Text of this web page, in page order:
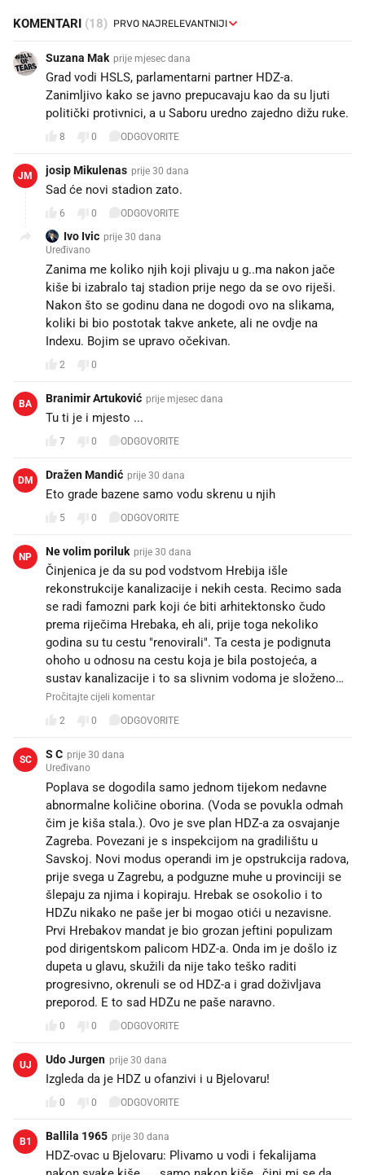
KOMENTARI (18)
Suzana Mak prije mjesec dana
Grad vodi HSLS, parlamentarni partner HDZ-a.
Zanimljivo kako se javno prepucavaju kao da su ljuti
politički protivnici, a u Saboru uredno zajedno dižu ruke.
8 0 ODGOVORITE
JM josip Mikulenas prije 30 dana
Sad će novi stadion zato. 💪
6 0 ODGOVORITE
Ivo Ivic prije 30 dana
Uređivano
Zanima me koliko njih koji plivaju u g..ma nakon jače
kiše bi izabralo taj stadion prije nego da se ovo riješi.
Nakon što se godinu dana ne dogodi ovo na slikama,
koliki bi bio postotak takve ankete, ali ne ovdje na
Indexu. Bojim se upravo očekivan.
2 0
BA Branimir Artuković prije mjesec dana
Tu ti je i mjesto ...
7 0 ODGOVORITE
DM Dražen Mandić prije 30 dana
Eto grade bazene samo vodu skrenu u njih
5 0 ODGOVORITE
NP Ne volim poriluk prije 30 dana
Činjenica je da su pod vodstvom Hrebija išle
rekonstrukcije kanalizacije i nekih cesta. Recimo sada
se radi famozni park koji će biti arhitektonsko čudo
prema riječima Hrebaka, eh ali, prije toga nekoliko
godina su tu cestu "renovirali". Ta cesta je podignuta
ohoho u odnosu na cestu koja je bila postojeća, a
sustav kanalizacije i to sa slivnim vodoma je složeno…
Pročitajte cijeli komentar
2 0 ODGOVORITE
SC S C prije 30 dana
Uređivano
Poplava se dogodila samo jednom tijekom nedavne
abnormalne količine oborina. (Voda se povukla odmah
čim je kiša stala.). Ovo je sve plan HDZ-a za osvajanje
Zagreba. Povezani je s inspekcijom na gradilištu u
Savskoj. Novi modus operandi im je opstrukcija radova,
prije svega u Zagrebu, a podguzne muhe u provinciji se
šlepaju za njima i kopiraju. Hrebak se osokolio i to
HDZu nikako ne paše jer bi mogao otići u nezavisne.
Prvi Hrebakov mandat je bio grozan jeftini populizam
pod dirigentskom palicom HDZ-a. Onda im je došlo iz
dupeta u glavu, skužili da nije tako teško raditi
progresivno, okrenuli se od HDZ-a i grad doživljava
preporod. E to sad HDZu ne paše naravno.
0 0 ODGOVORITE
UJ Udo Jurgen prije 30 dana
Izgleda da je HDZ u ofanzivi i u Bjelovaru!
0 0 ODGOVORITE
B1 Ballila 1965 prije 30 dana
HDZ-ovac u Bjelovaru: Plivamo u vodi i fekalijama